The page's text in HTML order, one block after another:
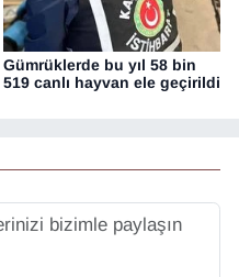
Gümrüklerde bu yıl 58 bin
519 canlı hayvan ele geçirildi